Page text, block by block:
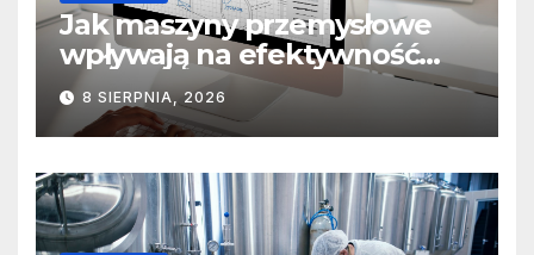
Jak maszyny przemysłowe
wpływają na efektywność
produkcji?
8 SIERPNIA, 2026